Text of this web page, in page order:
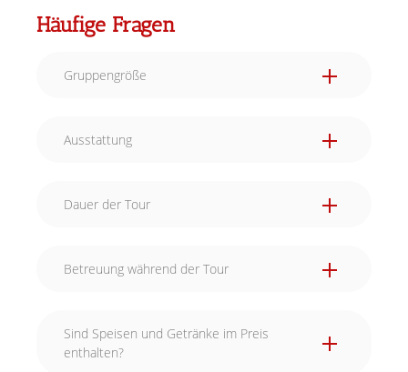
Häufige Fragen
Gruppengröße
Ausstattung
Dauer der Tour
Betreuung während der Tour
Stadt lassen wir euch natürlich nicht allein. Wir
sehen per GPS immer wo ihr euch gerade
Sind Speisen und Getränke im Preis
enthalten?